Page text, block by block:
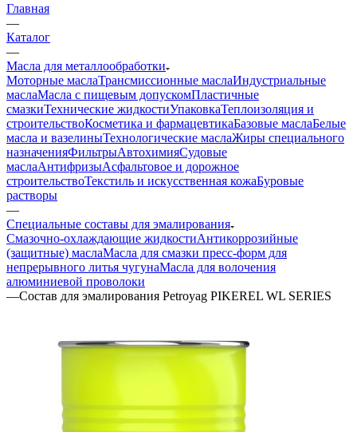
Главная
—
Каталог
—
Масла для металлообработки
Моторные маслаТрансмиссионные маслаИндустриальные
маслаМасла с пищевым допускомПластичные
смазкиТехнические жидкостиУпаковкаТеплоизоляция и
строительствоКосметика и фармацевтикаБазовые маслаБелые
масла и вазелиныТехнологические маслаЖиры специального
назначенияФильтрыАвтохимияСудовые
маслаАнтифризыАсфальтовое и дорожное
строительствоТекстиль и искусственная кожаБуровые
растворы
—
Специальные составы для эмалирования
Смазочно-охлаждающие жидкостиАнтикоррозийные
(защитные) маслаМасла для смазки пресс-форм для
непрерывного литья чугунаМасла для волочения
алюминиевой проволоки
—Состав для эмалирования Petroyag PIKEREL WL SERIES